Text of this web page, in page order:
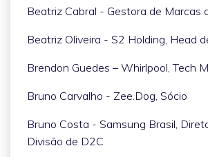
Beatriz Cabral - Gestora de Marcas
Beatriz Oliveira - S2 Holding, Head
Brendon Guedes – Whirlpool, Tech
Bruno Carvalho - Zee.Dog, Sócio
Bruno Costa - Samsung Brasil,
Divisão de D2C